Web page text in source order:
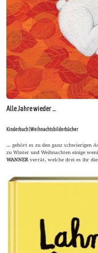
Alle Jahre wieder …
Kinderbuch | Weihnachtsbilderbücher
... gehört es zu den ganz schwierigen
zu Winter und Weihnachten einige
WANNERverrät, welche drei es ihr